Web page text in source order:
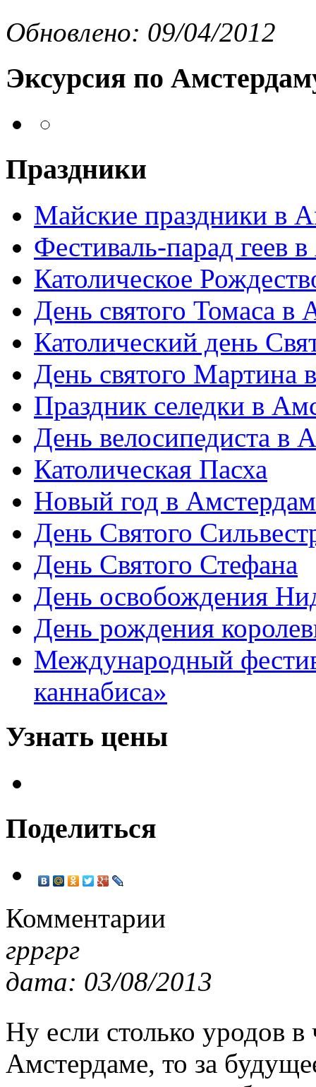
Обновлено: 09/04/2012
Эксурсия по
Праздники
Майские праздники в
Фестиваль-парад геев
Католическое
День святого Томаса в
Католический день
День святого Мартина
Праздник селедки в
День велосипедиста в
Католическая Пасха
Новый год в
День Святого
День Святого Стефана
День освобождения
День рождения
Международный
каннабиса»
Узнать цены
Поделиться
Комментарии
грргрг
дата: 03/08/2013
Ну если столько уродов в
Амстердаме, то за